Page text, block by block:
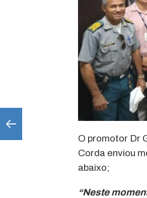
O promotor Dr
Corda enviou
abaixo;
“Neste